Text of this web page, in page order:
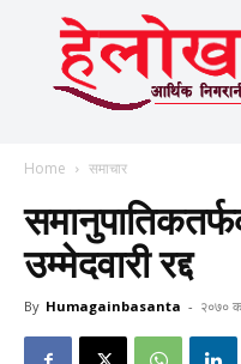
Home समाचार
उम्मेदवारी रद्द
By Humagainbasanta - २०७०